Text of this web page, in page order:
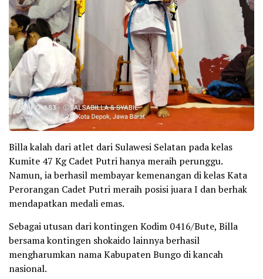
Billa kalah dari atlet dari Sulawesi Selatan pada kelas
Kumite 47 Kg Cadet Putri hanya meraih perunggu.
Namun, ia berhasil membayar kemenangan di kelas Kata
Perorangan Cadet Putri meraih posisi juara I dan berhak
mendapatkan medali emas.
Sebagai utusan dari kontingen Kodim 0416/Bute, Billa
bersama kontingen shokaido lainnya berhasil
mengharumkan nama Kabupaten Bungo di kancah
nasional.